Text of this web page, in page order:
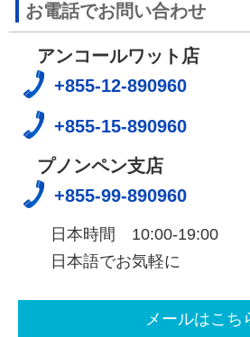
お電話でお問い合わせ
アンコールワット店
+855-12-890960
+855-15-890960
プノンペン支店
+855-99-890960
日本時間 10:00-19:00
日本語でお気軽に
メールはこち